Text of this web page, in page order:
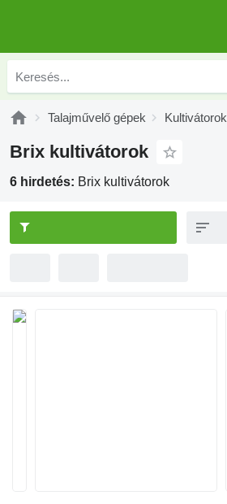
Talajművelő gépek Kultivátorok
Brix kultivátorok
6 hirdetés: Brix kultivátorok